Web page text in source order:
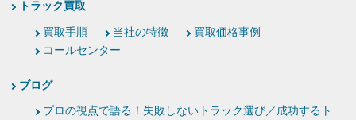
トラック買取
買取手順 当社の特徴
買取価格事例
コールセンター
ブログ
プロの視点で語る！失敗しないトラック選び／成功するト